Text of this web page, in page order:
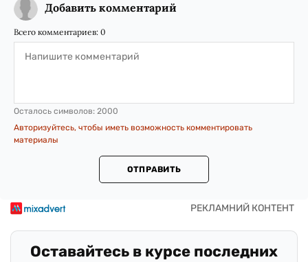
Добавить комментарий
Всего комментариев: 0
Осталось символов: 2000
Авторизуйтесь, чтобы иметь возможность комментировать
материалы
ОТПРАВИТЬ
Оставайтесь в курсе последних